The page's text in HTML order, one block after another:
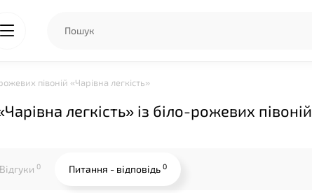
півоній «Чарівна легкість»
легкість» із біло-рожевих півоній
Відгуки 0 Питання - відповідь 0